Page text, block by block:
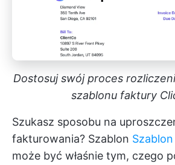
Dostosuj swój proces
szablonu faktury
Szukasz sposobu na
fakturowania? Szablon
może być właśnie tym, czego